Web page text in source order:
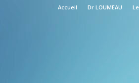
Accueil Dr LOUMEAU